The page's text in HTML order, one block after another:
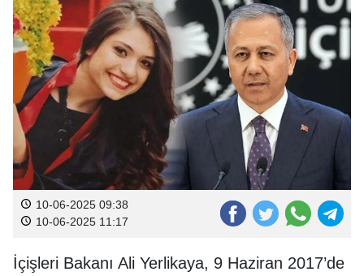
10-06-2025 09:38
10-06-2025 11:17
İçişleri Bakanı Ali Yerlikaya, 9 Haziran 2017’de